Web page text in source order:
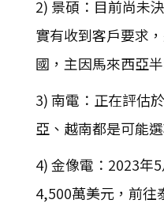
2) 景碩：目前尚未
實有收到客戶要求
國，主因馬來西亞
3) 南電：正在評估
亞、越南都是可能選
4) 金像電：2023年
4,500萬美元，前往